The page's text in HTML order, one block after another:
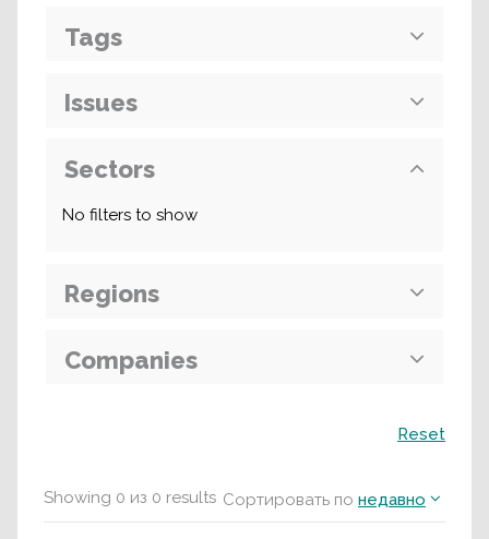
Showing 0 из 0 results Сортировать по недавно
Tags
Issues
Sectors
No filters to show
Regions
Companies
Reset